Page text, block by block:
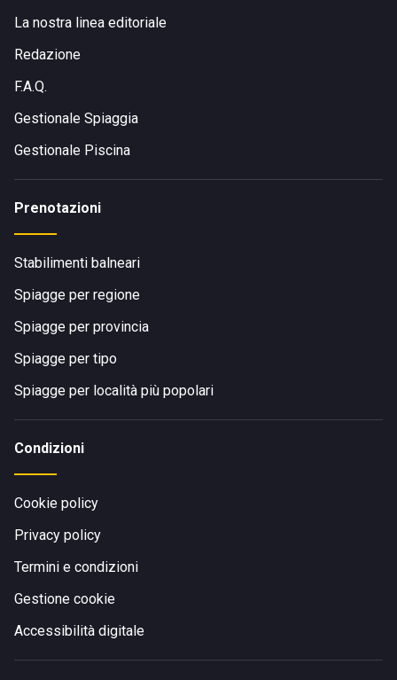
La nostra linea editoriale
Redazione
F.A.Q.
Gestionale Spiaggia
Gestionale Piscina
Prenotazioni
Stabilimenti balneari
Spiagge per regione
Spiagge per provincia
Spiagge per tipo
Spiagge per località più popolari
Condizioni
Cookie policy
Privacy policy
Termini e condizioni
Gestione cookie
Accessibilità digitale